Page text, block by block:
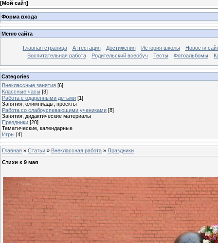
[Мой сайт]
Форма входа
Меню сайта
Главная страница Аттестация Достижения История школы
Новости
Воспитательная работа
Родительский всеобуч Тесты Фотоальбомы
Categories
Внеклассные занятия [6]
Классные часы [3]
Работа с одаренными детьми [1]
Занятия, олимпиады, проекты
Работа со слабоуспевающими учениками [8]
Занятия, дидактические материалы
Праздники [20]
Тематические, календарные
Игры [4]
Главная » Статьи » Внеклассная работа » Праздники
Стихи к 9 мая